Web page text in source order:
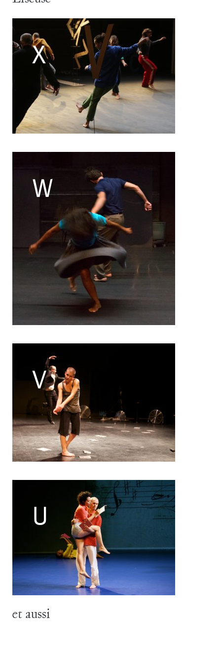
François Bouteau
François Combemorel Françoise Rognerud
Frédéric Vaillant
Frédéric Werlé
Georges Appaix
Gill Viandier Jean-Marc Fillet Jean-Pascal Gilly
Jean-Paul Bourel Jean-Pierre Larroche
Laura Girotto Liliana Ferri Marcel Atienzar
Marco Berrettini
Maria Eugenia Lopez Valenzuela
Maud Le Pladec
Maxime Gomard
Melanie Venino
Michèle Prélonge Montaine Chevalier
Muriel Corbel
Pascal Gobin
Pascale Cherblanc Pascale Luce
Pascale Paoli
Romain Bertet
Sabine Macher
Séverine Bauvais Sonia Darbois
Valérie Brau-Antony
et aussi